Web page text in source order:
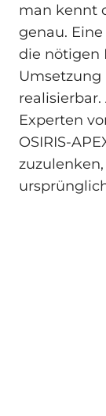
man kennt
genau.
die nötigen
Umsetzung
Experten
OSIRIS-